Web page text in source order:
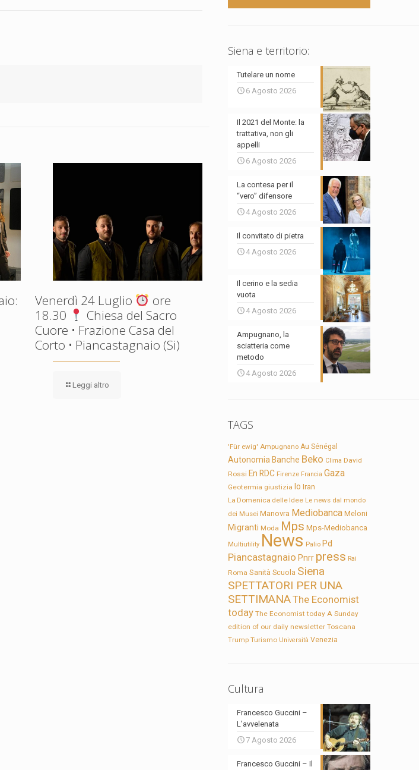
Venerdì 24 Luglio
ore
18.30
Chiesa del Sacro
Cuore • Frazione Casa del
Corto • Piancastagnaio (Si)
Leggi altro
Siena e territorio:
Tutelare un nome
6 Agosto 2026
Il 2021 del Monte: la
trattativa, non gli
appelli
6 Agosto 2026
La contesa per il
“vero” difensore
4 Agosto 2026
Il convitato di pietra
4 Agosto 2026
Il cerino e la sedia
vuota
4 Agosto 2026
Ampugnano, la
sciatteria come
metodo
4 Agosto 2026
TAGS
'Für ewig' Ampugnano Au Sénégal
Autonomia Banche Beko Clima David
Rossi En RDC Firenze Francia Gaza
Geotermia giustizia Io Iran
La Domenica delle Idee Le news dal mondo
dei Musei Manovra Mediobanca Meloni
Migranti Moda Mps Mps-Mediobanca
Multiutility News Palio Pd
Piancastagnaio Pnrr press Rai
Roma Sanità Scuola Siena
SPETTATORI PER UNA
SETTIMANAThe Economist
today The Economist today A Sunday
edition of our daily newsletter Toscana
Trump Turismo Università Venezia
Cultura
Francesco Guccini –
L’avvelenata
7 Agosto 2026
Francesco Guccini – Il